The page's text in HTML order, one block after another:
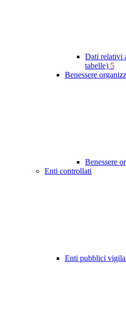
Dati relativi
tabelle) 5
Benessere
Benessere
Enti controllati
Enti pubblici